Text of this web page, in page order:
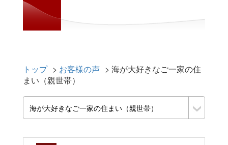
トップ > お客様の声 > 海が大好きなご一家の住
まい（親世帯）